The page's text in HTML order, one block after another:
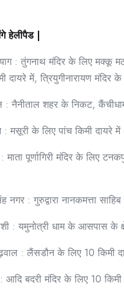
हेलीपैड |
: तुंगनाथ मंदिर के लिए मक्कू
दायरे में, त्रियुगीनारायण
: नैनीताल शहर के निकट,
: मसूरी के लिए पांच किमी दायरे
माता पूर्णागिरी मंदिर के लिए
नगर : गुरुद्वारा नानकमत्ता
: यमुनोत्री धाम के आसपास के
: लैंसडौन के लिए 10 किमी
आदि बदरी मंदिर के लिए 10